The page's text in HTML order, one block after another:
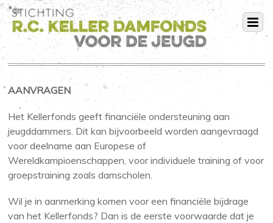
AANVRAGEN
Het Kellerfonds geeft financiële ondersteuning aan
jeugddammers. Dit kan bijvoorbeeld worden aangevraagd
voor deelname aan Europese of
Wereldkampioenschappen, voor individuele training of voor
groepstraining zoals damscholen.
Wil je in aanmerking komen voor een financiële bijdrage
van het Kellerfonds? Dan is de eerste voorwaarde dat je